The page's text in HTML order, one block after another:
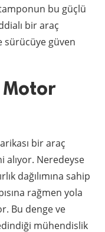
bu güçlü
bir araç
sürücüye güven
Motor
bir araç
alıyor. Neredeyse
dağılımına sahip
rağmen yola
Bu denge ve
mühendislik